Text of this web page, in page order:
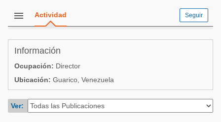
Micotoxinas
Mascotas
Comunidades en inglés
Acuacultura
Micotoxinas
Comunidades en portugués
menu Actividad Seguir
Información
Ocupación: Director
Ubicación: Guarico, Venezuela
Ver: